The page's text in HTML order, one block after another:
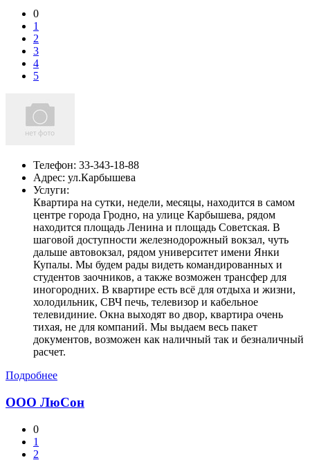
0
1
2
3
4
5
Телефон: 33-343-18-88
Адрес: ул.Карбышева
Услуги:
Квартира на сутки, недели, месяцы, находится в самом
центре города Гродно, на улице Карбышева, рядом
находится площадь Ленина и площадь Советская. В
шаговой доступности железнодорожный вокзал, чуть
дальше автовокзал, рядом университет имени Янки
Купалы. Мы будем рады видеть командированных и
студентов заочников, а также возможен трансфер для
иногородних. В квартире есть всё для отдыха и жизни,
холодильник, СВЧ печь, телевизор и кабельное
телевидиние. Окна выходят во двор, квартира очень
тихая, не для компаний. Мы выдаем весь пакет
документов, возможен как наличный так и безналичный
расчет.
Подробнее
ООО ЛюСон
0
1
2